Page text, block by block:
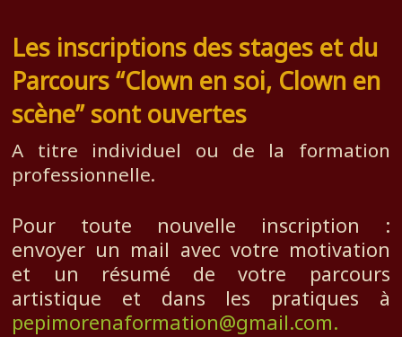
Les inscriptions des stages et du
Parcours “Clown en soi, Clown en
scène” sont ouvertes
A titre individuel ou de la formation
professionnelle.
Pour toute nouvelle inscription :
envoyer un mail avec votre motivation
et un résumé de votre parcours
artistique et dans les pratiques à
pepimorenaformation@gmail.com.